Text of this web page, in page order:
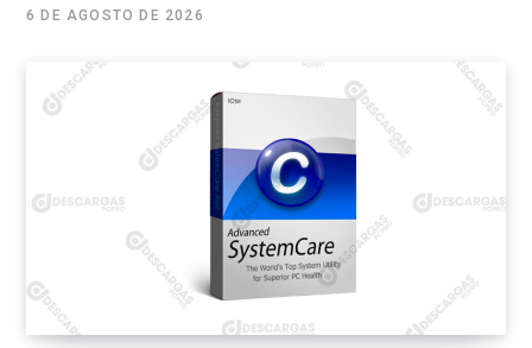
6 DE AGOSTO DE 2026